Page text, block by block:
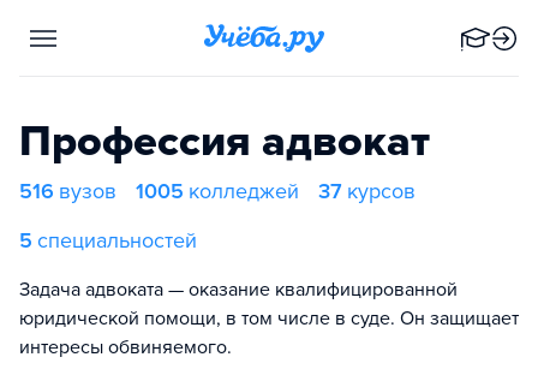
Профессия адвокат
516 вузов 1005 колледжей 37 курсов
5 специальностей
Задача адвоката — оказание квалифицированной
юридической помощи, в том числе в суде. Он защищает
интересы обвиняемого.